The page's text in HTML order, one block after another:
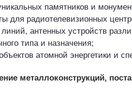
памятников и
для радиотелевизионных
антенных устройств
типа и назначения;
атомной энергетики и
металлоконструкций,